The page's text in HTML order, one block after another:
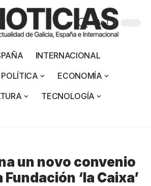
Aa
INTERNACIONAL
POLÍTICA
ECONOMÍA
TECNOLOGÍA
un novo convenio
‘la Caixa’